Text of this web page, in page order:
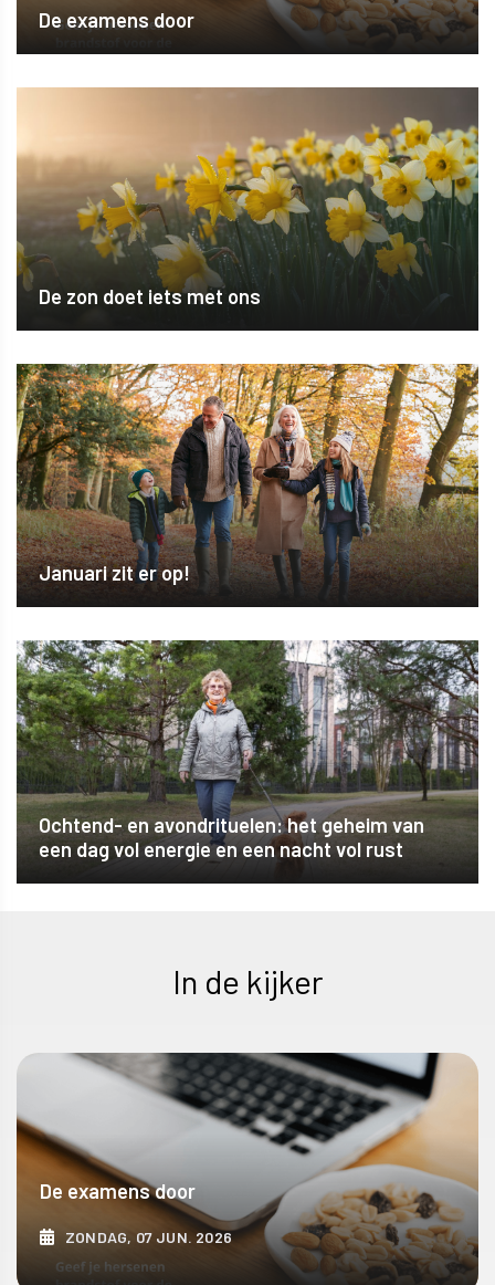
De examens door
De zon doet iets met ons
Januari zit er op!
Ochtend- en avondrituelen: het geheim van
een dag vol energie en een nacht vol rust
In de kijker
De examens door
ZONDAG, 07 JUN. 2026